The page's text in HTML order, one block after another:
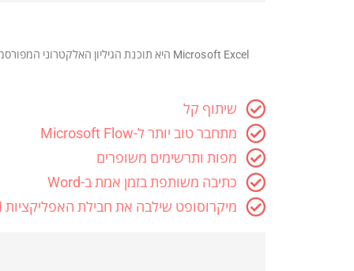
שיתוף קל
מתחבר טוב יותר ל-Microsoft Flow
מפות ותרשימים משופרים
כתיבה משותפת בזמן אמת ב-Word
מיקרוסופט שילבה את חבילת האפליקציות Power BI שלה ב-Excel